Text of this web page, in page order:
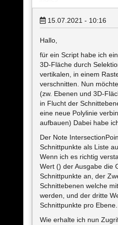
15.07.2021 - 10:16
Hallo,
für ein Script habe ich
3D-Fläche durch
vertikalen, in einem
verschnitten. Nun
(zw. Ebenen und 3D-
in Flucht der
eine neue Polylinie
aufbauen) Dabei habe
Der Note
Schnittpunkte als Liste
Wenn ich es richtig
Wert () der Ausgabe die
Schnittpunkte an, der
Schnittebenen welche
werden, und der dritte
Schnittpunkte pro Ebene.
Wie erhalte ich nun